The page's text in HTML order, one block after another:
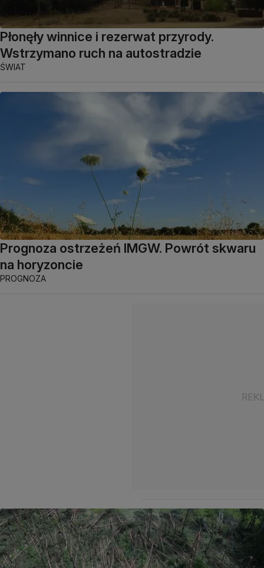
Płonęły winnice i rezerwat przyrody.
Wstrzymano ruch na autostradzie
ŚWIAT
Prognoza ostrzeżeń IMGW. Powrót skwaru
na horyzoncie
PROGNOZA